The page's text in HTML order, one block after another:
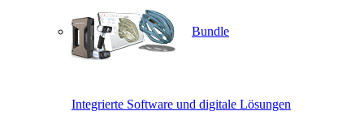
Bundle
Integrierte Software und digitale Lösungen